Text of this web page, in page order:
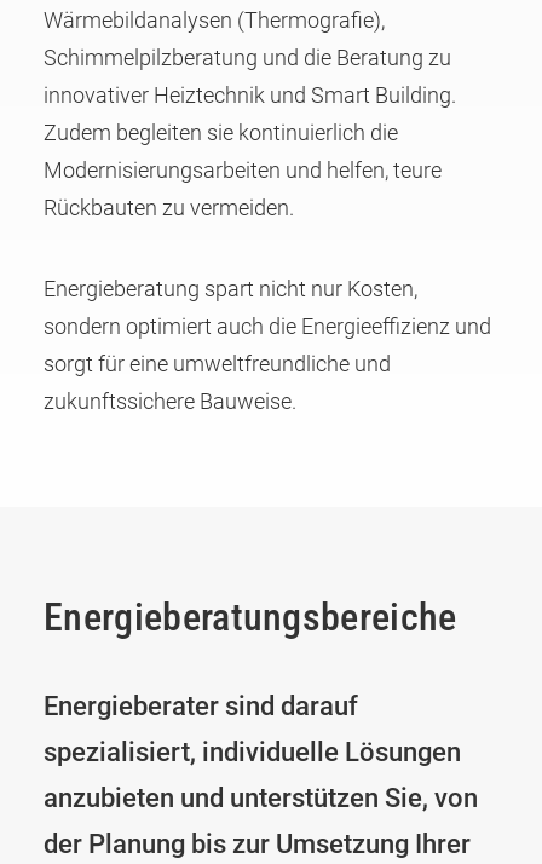
Wärmebildanalysen (Thermografie),
Schimmelpilz­beratung und die Beratung zu
innovativer Heiztechnik und Smart Building.
Zudem begleiten sie kontinuierlich die
Modernisierungsarbeiten und helfen, teure
Rückbauten zu vermeiden.
Energieberatung spart nicht nur Kosten,
sondern optimiert auch die Energieeffizienz und
sorgt für eine umweltfreundliche und
zukunftssichere Bauweise.
Energie­beratungs­bereiche
Energieberater sind darauf
spezialisiert, individuelle Lösungen
anzubieten und unterstützen Sie, von
der Planung bis zur Umsetzung Ihrer